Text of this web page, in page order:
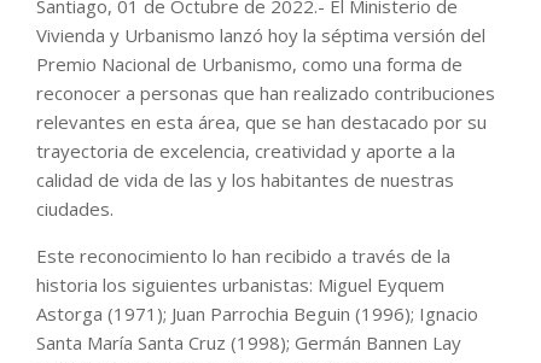
Santiago, 01 de Octubre de 2022.- El Ministerio de
Vivienda y Urbanismo lanzó hoy la séptima versión del
Premio Nacional de Urbanismo, como una forma de
reconocer a personas que han realizado contribuciones
relevantes en esta área, que se han destacado por su
trayectoria de excelencia, creatividad y aporte a la
calidad de vida de las y los habitantes de nuestras
ciudades.
Este reconocimiento lo han recibido a través de la
historia los siguientes urbanistas: Miguel Eyquem
Astorga (1971); Juan Parrochia Beguin (1996); Ignacio
Santa María Santa Cruz (1998); Germán Bannen Lay